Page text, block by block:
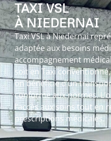
TAXI VSL
À NIEDERNAI
Taxi VSL à Niedernai
adaptée aux besoins
accompagnement
soit en Taxi
on bénéficie d’un
conforme aux normes.
l’accès aux soins tout en
prescriptions médicales.